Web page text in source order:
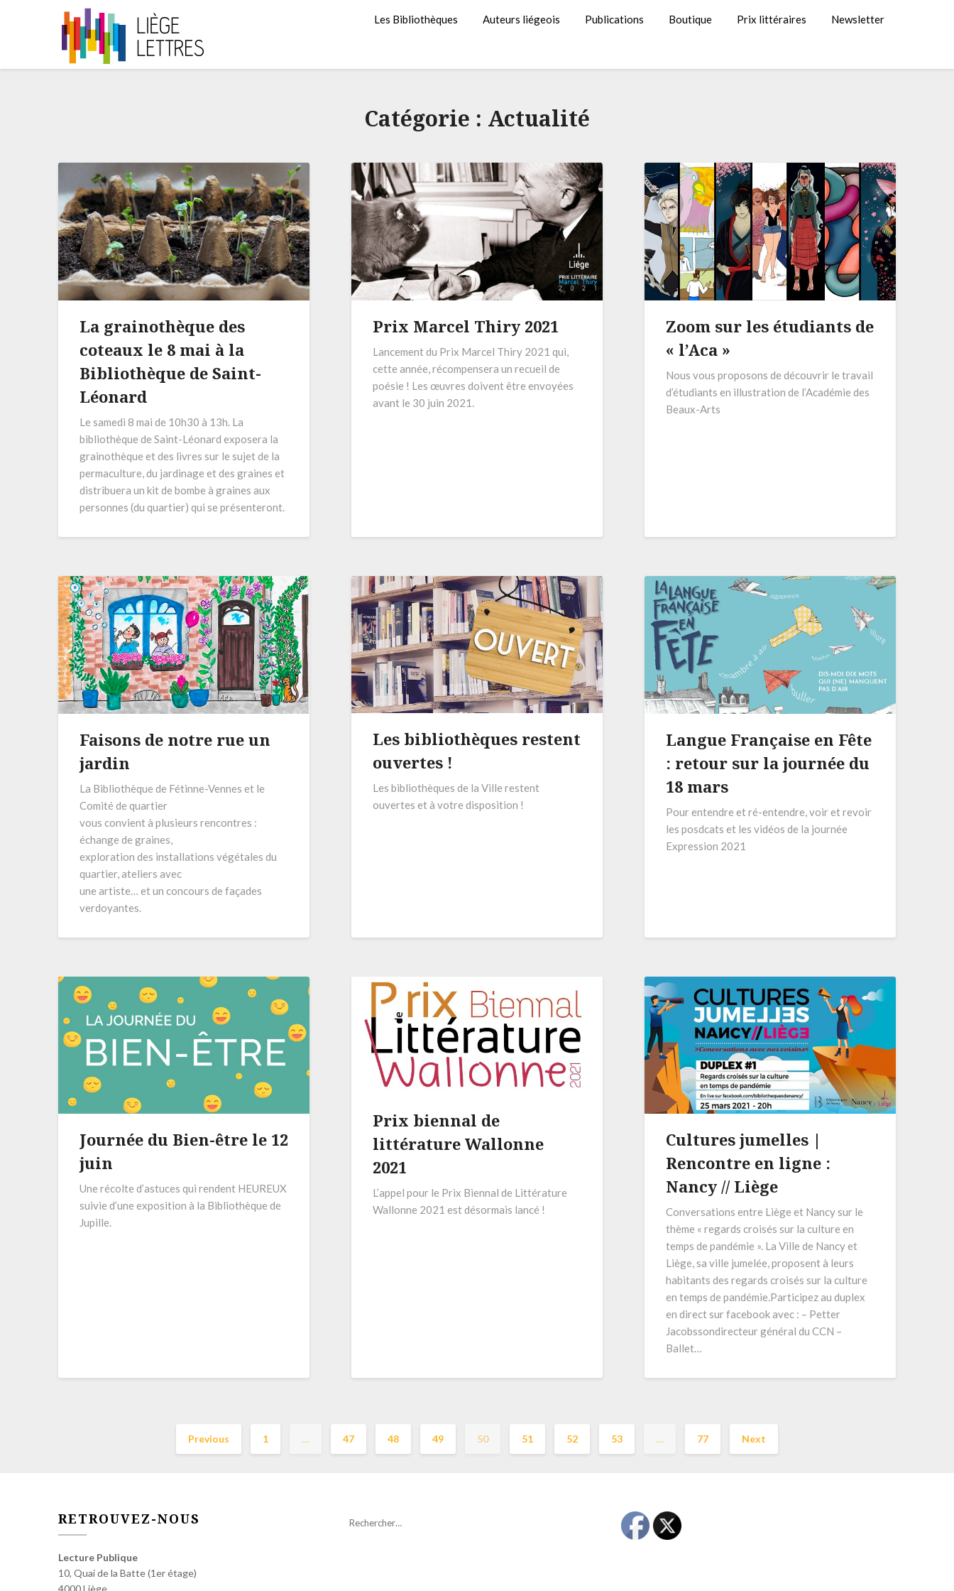
Les Bibliothèques Auteurs liégeois Publications Boutique Prix littéraires Newsletter
Catégorie : Actualité
La grainothèque des
coteaux le 8 mai à la
Bibliothèque de Saint-
Léonard
Le samedi 8 mai de 10h30 à 13h. La
bibliothèque de Saint-Léonard exposera la
grainothèque et des livres sur le sujet de la
permaculture, du jardinage et des graines et
distribuera un kit de bombe à graines aux
personnes (du quartier) qui se présenteront.
Prix Marcel Thiry 2021
Lancement du Prix Marcel Thiry 2021 qui,
cette année, récompensera un recueil de
poésie ! Les œuvres doivent être envoyées
avant le 30 juin 2021.
Zoom sur les étudiants de
« l’Aca »
Nous vous proposons de découvrir le travail
d’étudiants en illustration de l’Académie des
Beaux-Arts
Faisons de notre rue un
jardin
La Bibliothèque de Fétinne-Vennes et le
Comité de quartier
vous convient à plusieurs rencontres :
échange de graines,
exploration des installations végétales du
quartier, ateliers avec
une artiste… et un concours de façades
verdoyantes.
Les bibliothèques restent
ouvertes !
Les bibliothèques de la Ville restent
ouvertes et à votre disposition !
Langue Française en Fête
: retour sur la journée du
18 mars
Pour entendre et ré-entendre, voir et revoir
les posdcats et les vidéos de la journée
Expression 2021
Journée du Bien-être le 12
juin
Une récolte d’astuces qui rendent HEUREUX
suivie d’une exposition à la Bibliothèque de
Jupille.
Prix biennal de
littérature Wallonne
2021
L’appel pour le Prix Biennal de Littérature
Wallonne 2021 est désormais lancé !
Cultures jumelles |
Rencontre en ligne :
Nancy // Liège
Conversations entre Liège et Nancy sur le
thème « regards croisés sur la culture en
temps de pandémie ». La Ville de Nancy et
Liège, sa ville jumelée, proposent à leurs
habitants des regards croisés sur la culture
en temps de pandémie.Participez au duplex
en direct sur facebook avec : – Petter
Jacobssondirecteur général du CCN –
Ballet…
Previous 1 … 47 48 49 50 51 52 53 … 77 Next
RETROUVEZ-NOUS
Lecture Publique
10, Quai de la Batte (1er étage)